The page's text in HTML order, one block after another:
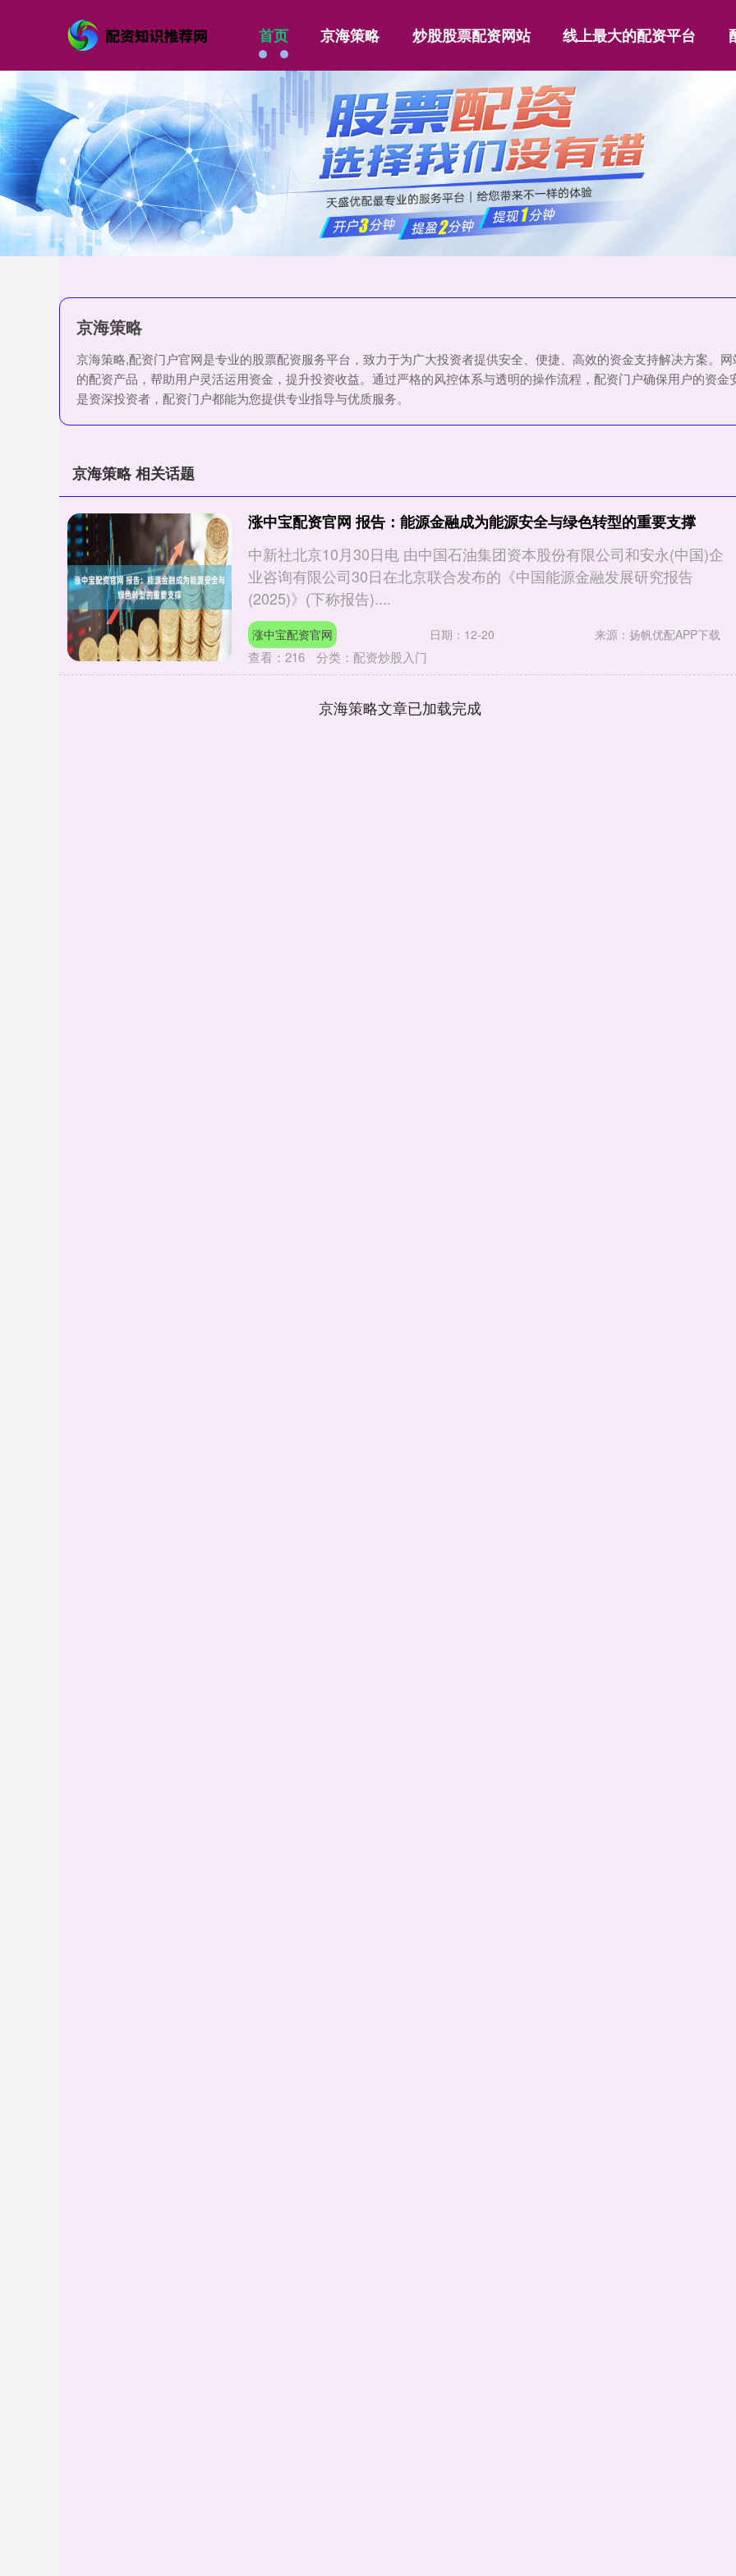
首页 京海策略 炒股股票配资网站 线上最大的配资平台
京海策略
京海策略,配资门户官网是专业的股票配资服务平台，致力于为广大投资者提供安全、便捷、高效的资金支持解决方案。
的配资产品，帮助用户灵活运用资金，提升投资收益。通过严格的风控体系与透明的操作流程，配资门户确保用户的资
是资深投资者，配资门户都能为您提供专业指导与优质服务。
京海策略 相关话题
涨中宝配资官网 报告：能源金融成为能源安全与绿色转型的重要支撑
中新社北京10月30日电 由中国石油集团资本股份有限公司和安永(中国)企
业咨询有限公司30日在北京联合发布的《中国能源金融发展研究报告
(2025)》(下称报告)....
涨中宝配资官网 日期：12-20 来源：扬帆优配APP下载
查看： 216 分类： 配资炒股入门
京海策略文章已加载完成